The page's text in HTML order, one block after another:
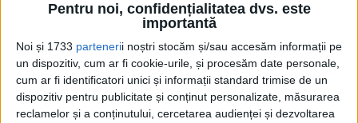
Pentru noi, confidențialitatea dvs. este
importantă
Noi și 1733 partenerii noștri stocăm și/sau accesăm informații pe
un dispozitiv, cum ar fi cookie-urile, și procesăm date personale,
cum ar fi identificatori unici și informații standard trimise de un
dispozitiv pentru publicitate și conținut personalizate, măsurarea
reclamelor și a conținutului, cercetarea audienței și dezvoltarea